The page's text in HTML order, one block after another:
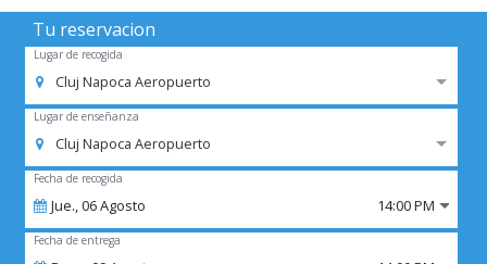
Tu reservacion
Lugar de recogida
Cluj Napoca Aeropuerto
Lugar de enseñanza
Cluj Napoca Aeropuerto
Fecha de recogida
Jue.,06Agosto 14:00 PM
Fecha de entrega